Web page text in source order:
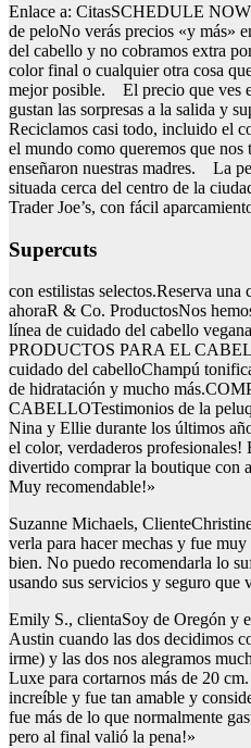
Enlace a: CitasSCHEDULE
de peloNo verás precios «y más»
del cabello y no cobramos extra
color final o cualquier otra cosa
mejor posible. El precio que ves
gustan las sorpresas a la salida y
Reciclamos casi todo, incluido el
el mundo como queremos que nos
enseñaron nuestras madres. La
situada cerca del centro de la
Trader Joe’s, con fácil
Supercuts
con estilistas selectos.Reserva una
ahoraR & Co. ProductosNos
línea de cuidado del cabello
PRODUCTOS PARA EL
cuidado del cabelloChampú
de hidratación y mucho
CABELLOTestimonios de la
Nina y Ellie durante los últimos
el color, verdaderos profesionales!
divertido comprar la boutique con
Muy recomendable!»
Suzanne Michaels,
verla para hacer mechas y fue
bien. No puedo recomendarla lo
usando sus servicios y seguro que
Emily S., clientaSoy de Oregón y
Austin cuando las dos decidimos
irme) y las dos nos alegramos
Luxe para cortarnos más de 20
increíble y fue tan amable y
fue más de lo que normalmente
pero al final valió la pena!»